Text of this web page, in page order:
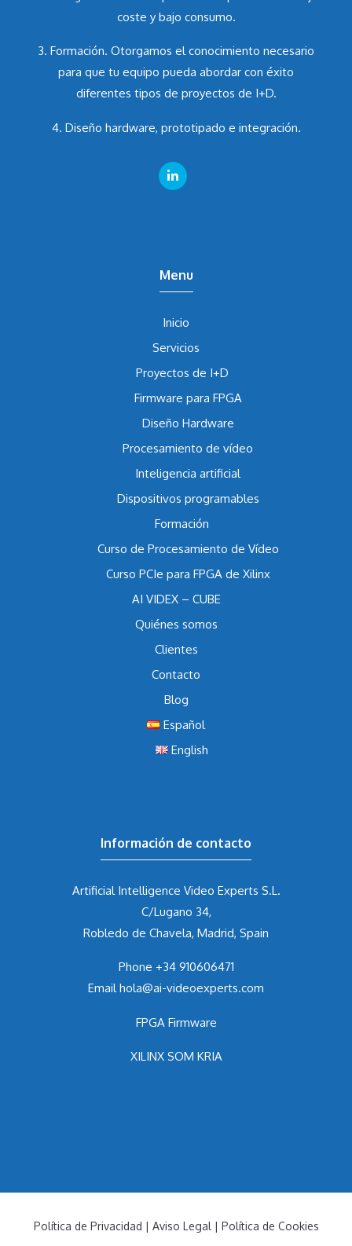
coste y bajo consumo.
3. Formación. Otorgamos el conocimiento necesario
para que tu equipo pueda abordar con éxito
diferentes tipos de proyectos de I+D.
4. Diseño hardware, prototipado e integración.
Menu
Inicio
Servicios
Proyectos de I+D
Firmware para FPGA
Diseño Hardware
Procesamiento de vídeo
Inteligencia artificial
Dispositivos programables
Formación
Curso de Procesamiento de Vídeo
Curso PCIe para FPGA de Xilinx
AI VIDEX – CUBE
Quiénes somos
Clientes
Contacto
Blog
Español
English
Información de contacto
Artificial Intelligence Video Experts S.L.
C/Lugano 34,
Robledo de Chavela, Madrid, Spain
Phone +34 910606471
Emailhola@ai-videoexperts.com
FPGA Firmware
XILINX SOM KRIA
Política de Privacidad | Aviso Legal | Política de Cookies